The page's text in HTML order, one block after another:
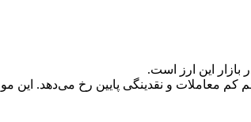
بازار این ارز است.
معاملات و نقدینگی پایین رخ می‌دهد.